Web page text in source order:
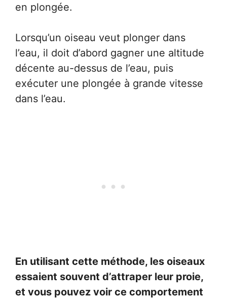
en plongée.
Lorsqu’un oiseau veut plonger dans
l’eau, il doit d’abord gagner une altitude
décente au-dessus de l’eau, puis
exécuter une plongée à grande vitesse
dans l’eau.
En utilisant cette méthode, les oiseaux
essaient souvent d’attraper leur proie,
et vous pouvez voir ce comportement